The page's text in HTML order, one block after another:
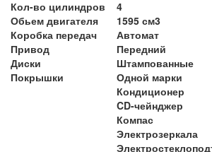
Кол-во цилиндров
4
Обьем двигателя
1595 см3
Коробка передач
Автомат
Привод
Передний
Диски
Штампованные
Покрышки
Одной марки
Кондиционер
CD-чейнджер
Компас
Электрозеркала